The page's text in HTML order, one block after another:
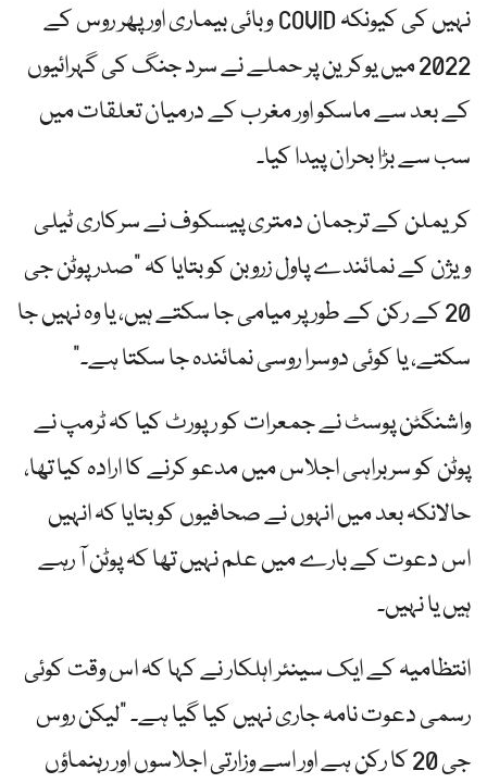
نہیں کی کیونکہ COVID وبائی بیماری اور پھر روس کے
2022 میں یوکرین پر حملے نے سرد جنگ کی گہرائیوں
کے بعد سے ماسکو اور مغرب کے درمیان تعلقات میں
سب سے بڑا بحران پیدا کیا۔
کریملن کے ترجمان دمتری پیسکوف نے سرکاری ٹیلی
ویژن کے نمائندے پاول زروبن کو بتایا کہ "صدر پوٹن جی
20 کے رکن کے طور پر میامی جا سکتے ہیں، یا وہ نہیں جا
سکتے، یا کوئی دوسرا روسی نمائندہ جا سکتا ہے۔”
واشنگٹن پوسٹ نے جمعرات کو رپورٹ کیا کہ ٹرمپ نے
پوٹن کو سربراہی اجلاس میں مدعو کرنے کا ارادہ کیا تھا،
حالانکہ بعد میں انہوں نے صحافیوں کو بتایا کہ انہیں
اس دعوت کے بارے میں علم نہیں تھا کہ پوٹن آ رہے
ہیں یا نہیں۔
انتظامیہ کے ایک سینئر اہلکار نے کہا کہ اس وقت کوئی
رسمی دعوت نامہ جاری نہیں کیا گیا ہے۔ "لیکن روس
جی 20 کا رکن ہے اور اسے وزارتی اجلاسوں اور رہنماؤں